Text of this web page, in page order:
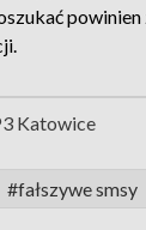
powinien
Katowice
#fałszywe smsy